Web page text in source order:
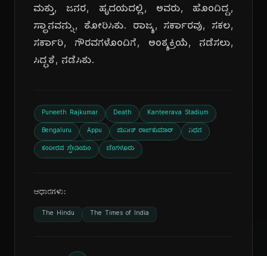
ಮತ್ತು, ಜನರ, ಹೃದಯದಲ್ಲಿ, ಅವರು, ಹೊಂದಿದ್ದ,
ಸ್ಥಾನವನ್ನು, ತೋರಿಸಿತು. ರಾಜ್ಯ, ಸರ್ಕಾರವು, ಸಕಲ,
ಸರ್ಕಾರಿ, ಗೌರವಗಳೊಂದಿಗೆ, ಅಂತ್ಯಕ್ರಿಯೆ, ನಡೆಸಲು,
ಸಿದ್ಧತೆ, ನಡೆಸಿತು.
Puneeth Rajkumar Death Kanteerava Stadium
Bengaluru Appu ಪುನೀತ್ ರಾಜ್‌ಕುಮಾರ್ ನಿಧನ
ಕಂಠೀರವ ಸ್ಟೇಡಿಯಂ ಬೆಂಗಳೂರು
ಆಧಾರಗಳು:
The Hindu The Times of India